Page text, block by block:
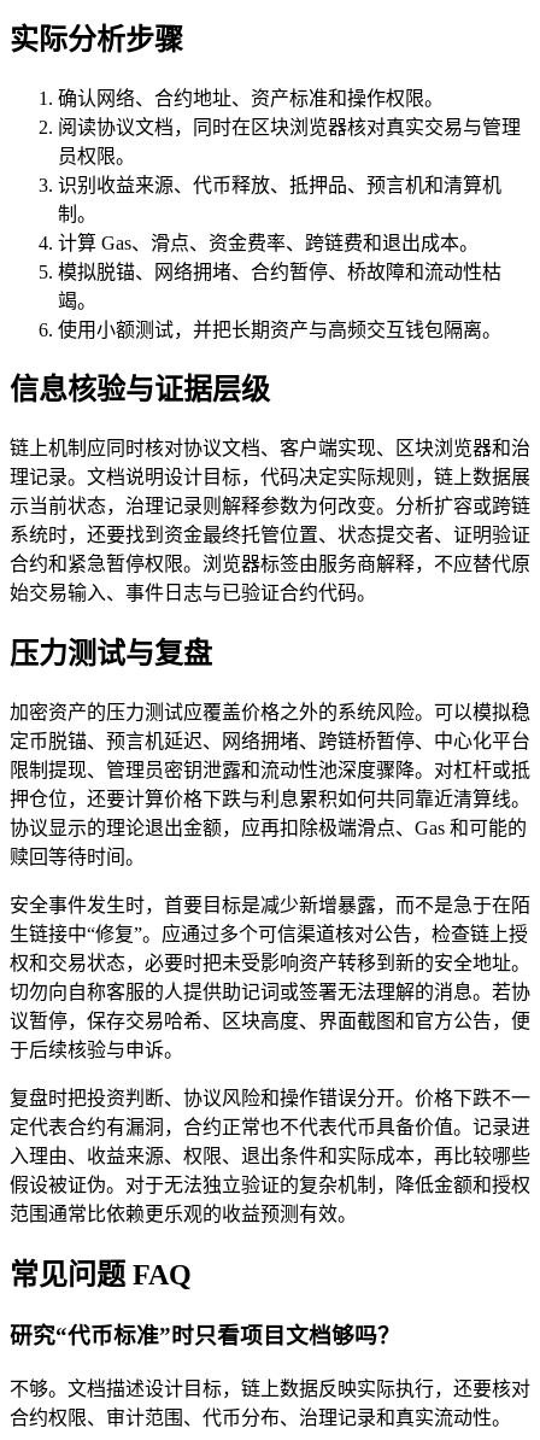
实际分析步骤
确认网络、合约地址、资产标准和操作权限。
阅读协议文档，同时在区块浏览器核对真实交易与管理
员权限。
识别收益来源、代币释放、抵押品、预言机和清算机
制。
计算 Gas、滑点、资金费率、跨链费和退出成本。
模拟脱锚、网络拥堵、合约暂停、桥故障和流动性枯
竭。
使用小额测试，并把长期资产与高频交互钱包隔离。
信息核验与证据层级
链上机制应同时核对协议文档、客户端实现、区块浏览器和治
理记录。文档说明设计目标，代码决定实际规则，链上数据展
示当前状态，治理记录则解释参数为何改变。分析扩容或跨链
系统时，还要找到资金最终托管位置、状态提交者、证明验证
合约和紧急暂停权限。浏览器标签由服务商解释，不应替代原
始交易输入、事件日志与已验证合约代码。
压力测试与复盘
加密资产的压力测试应覆盖价格之外的系统风险。可以模拟稳
定币脱锚、预言机延迟、网络拥堵、跨链桥暂停、中心化平台
限制提现、管理员密钥泄露和流动性池深度骤降。对杠杆或抵
押仓位，还要计算价格下跌与利息累积如何共同靠近清算线。
协议显示的理论退出金额，应再扣除极端滑点、Gas 和可能的
赎回等待时间。
安全事件发生时，首要目标是减少新增暴露，而不是急于在陌
生链接中“修复”。应通过多个可信渠道核对公告，检查链上授
权和交易状态，必要时把未受影响资产转移到新的安全地址。
切勿向自称客服的人提供助记词或签署无法理解的消息。若协
议暂停，保存交易哈希、区块高度、界面截图和官方公告，便
于后续核验与申诉。
复盘时把投资判断、协议风险和操作错误分开。价格下跌不一
定代表合约有漏洞，合约正常也不代表代币具备价值。记录进
入理由、收益来源、权限、退出条件和实际成本，再比较哪些
假设被证伪。对于无法独立验证的复杂机制，降低金额和授权
范围通常比依赖更乐观的收益预测有效。
常见问题 FAQ
研究“代币标准”时只看项目文档够吗？
不够。文档描述设计目标，链上数据反映实际执行，还要核对
合约权限、审计范围、代币分布、治理记录和真实流动性。